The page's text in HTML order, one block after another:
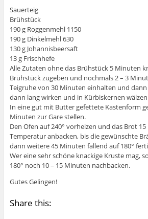
Sauerteig
Brühstück
190 g Roggenmehl 1150
190 g Dinkelmehl 630
130 g Johannisbeersaft
13 g Frischhefe
Alle Zutaten ohne das Brühstück 5 Minuten
Brühstück zugeben und nochmals 2 – 3
Teigruhe von 30 Minuten einhalten und
dann lang wirken und in Kürbiskernen
In eine gut mit Butter gefettete Kastenform
Minuten zur Gare stellen.
Den Ofen auf 240° vorheizen und das Brot
Temperatur anbacken, bis die gewünschte
dann weitere 45 Minuten fallend auf 180°
Wer eine sehr schöne knackige Kruste mag,
180° noch 10 – 15 Minuten nachbacken.
Gutes Gelingen!
Share this: